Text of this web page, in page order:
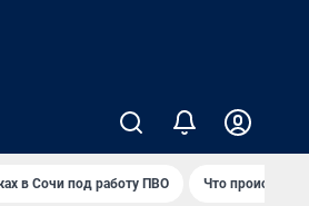
в Сочи под работу ПВО Что происходит